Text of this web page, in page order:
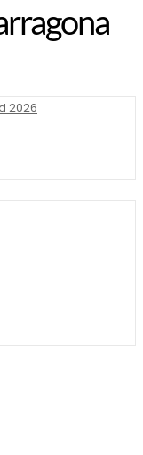
2026